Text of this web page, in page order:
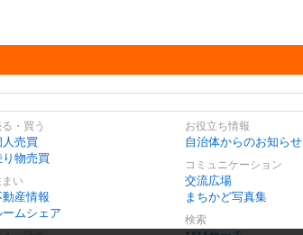
・買う
人売買
り物売買
い
動産情報
ームシェア
お役立ち情報
自治体からのお知らせ
コミュニケーション
交流広場
まちかど写真集
検索